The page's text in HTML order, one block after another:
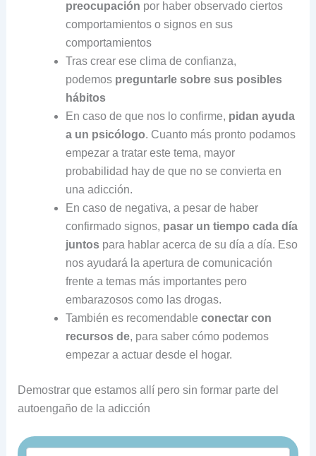
preocupación por haber observado ciertos
comportamientos o signos en sus
comportamientos
Tras crear ese clima de confianza,
podemos preguntarle sobre sus posibles
hábitos
En caso de que nos lo confirme, pidan ayuda
a un psicólogo. Cuanto más pronto podamos
empezar a tratar este tema, mayor
probabilidad hay de que no se convierta en
una adicción.
En caso de negativa, a pesar de haber
confirmado signos, pasar un tiempo cada día
juntospara hablar acerca de su día a día. Eso
nos ayudará la apertura de comunicación
frente a temas más importantes pero
embarazosos como las drogas.
También es recomendable conectar con
recursos de, para saber cómo podemos
empezar a actuar desde el hogar.
Demostrar que estamos allí pero sin formar parte del
autoengaño de la adicción